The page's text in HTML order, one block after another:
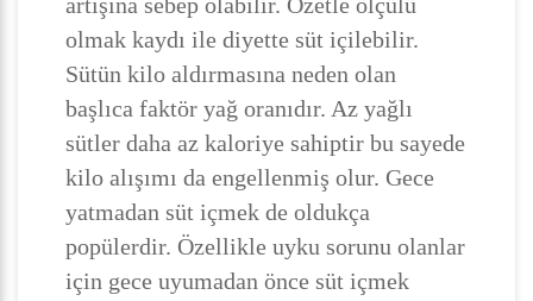
olmak kaydı ile diyette süt içilebilir.
Sütün kilo aldırmasına neden olan
başlıca faktör yağ oranıdır. Az yağlı
sütler daha az kaloriye sahiptir bu sayede
kilo alışımı da engellenmiş olur. Gece
yatmadan süt içmek de oldukça
popülerdir. Özellikle uyku sorunu olanlar
için gece uyumadan önce süt içmek